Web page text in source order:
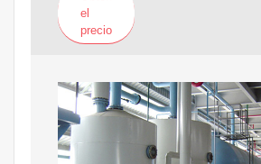
el
precio